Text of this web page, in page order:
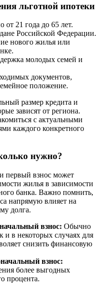
льготной ипотеки
от 21 года до 65 лет.
Российской Федерации.
нового жилья или
молодых семей и
документов,
положение.
размер кредита и
зависят от региона.
с актуальными
каждого конкретного
нужно?
первый взнос может
жилья в зависимости
банка. Важно помнить,
напрямую влияет на
долга.
взнос: Обычно
и в некоторых случаях для
снизить финансовую
взнос:
более выгодных
процента.